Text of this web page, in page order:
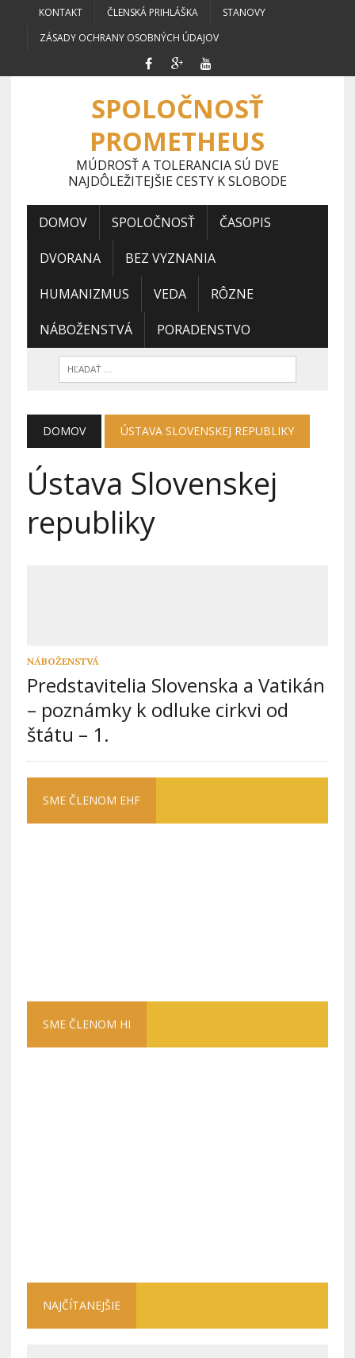
KONTAKT ČLENSKÁ PRIHLÁŠKA
STANOVY
ZÁSADY OCHRANY OSOBNÝCH ÚDAJOV
SPOLOČNOSŤ
PROMETHEUS
MÚDROSŤ A TOLERANCIA SÚ DVE
NAJDÔLEŽITEJŠIE CESTY K SLOBODE
DOMOV SPOLOČNOSŤ ČASOPIS
DVORANA BEZ VYZNANIA
HUMANIZMUS VEDA RÔZNE
NÁBOŽENSTVÁ PORADENSTVO
DOMOV ÚSTAVA SLOVENSKEJ REPUBLIKY
Ústava Slovenskej
republiky
NÁBOŽENSTVÁ
Predstavitelia Slovenska a Vatikán
– poznámky k odluke cirkvi od
štátu – 1.
SME ČLENOM EHF
SME ČLENOM HI
NAJČÍTANEJŠIE